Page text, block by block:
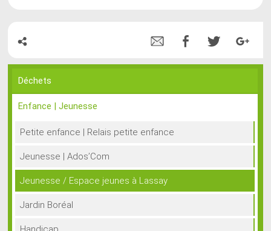
Déchets
Enfance | Jeunesse
Petite enfance | Relais petite enfance
Jeunesse | Ados’Com
Jeunesse / Espace jeunes à Lassay
Jardin Boréal